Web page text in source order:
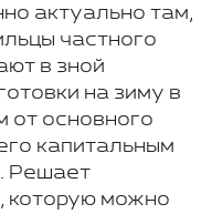
актуально там,
частного
в зной
на зиму в
от основного
капитальным
Решает
, которую можно